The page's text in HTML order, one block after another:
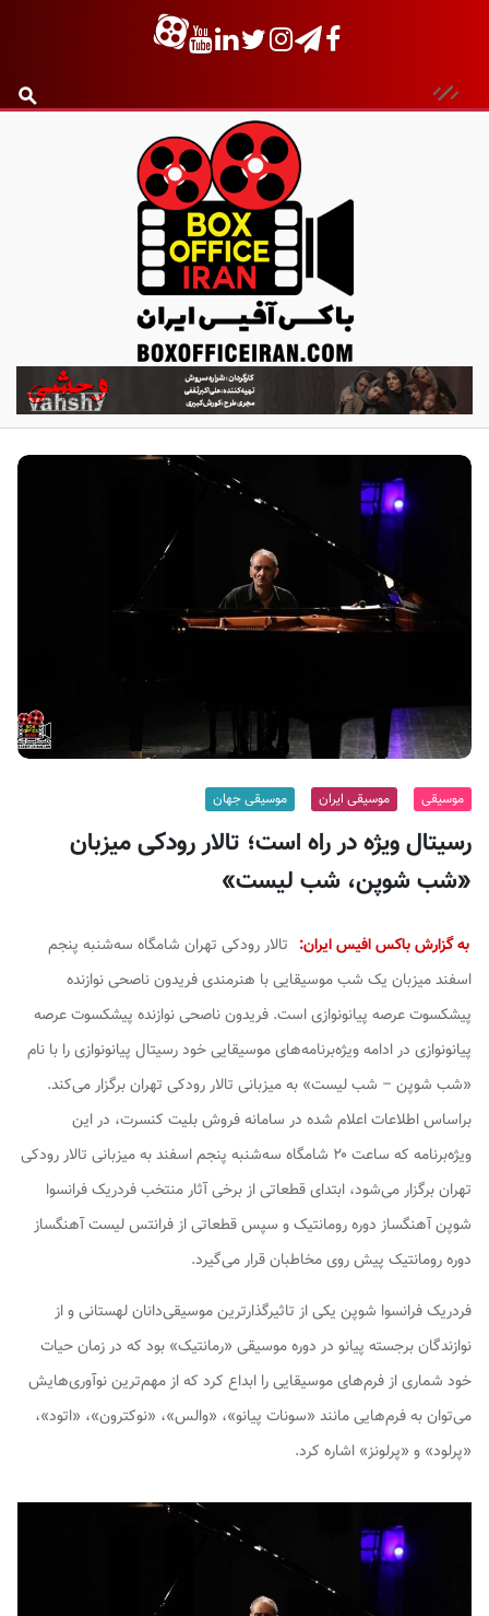
ب
ا
ک
س
ی
ر
موسیقی موسیقی ایران موسیقی جهان
رسیتال ویژه در راه است؛ تالار رودکی میزبان
«شب شوپن، شب لیست»
به گزارش باکس افیس ایران: تالار رودکی تهران شامگاه سه‌شنبه پنجم
اسفند میزبان یک شب موسیقایی با هنرمندی فریدون ناصحی نوازنده
پیشکسوت عرصه پیانونوازی است. فریدون ناصحی نوازنده پیشکسوت عرصه
پیانونوازی در ادامه ویژه‌برنامه‌های موسیقایی خود رسیتال پیانونوازی را با نام
«شب شوپن – شب لیست» به میزبانی تالار رودکی تهران برگزار می‌کند.
براساس اطلاعات اعلام شده در سامانه فروش بلیت کنسرت، در این
ویژه‌برنامه که ساعت ۲۰ شامگاه سه‌شنبه پنجم اسفند به میزبانی تالار رودکی
تهران برگزار می‌شود، ابتدای قطعاتی از برخی آثار منتخب فردریک فرانسوا
شوپن آهنگساز دوره رومانتیک و سپس قطعاتی از فرانتس لیست آهنگساز
دوره رومانتیک پیش روی مخاطبان قرار می‌گیرد.
فردریک فرانسوا شوپن یکی از تاثیرگذارترین موسیقی‌دانان لهستانی و از
نوازندگان برجسته پیانو در دوره موسیقی «رمانتیک» بود که در زمان حیات
خود شماری از فرم‌های موسیقایی را ابداع کرد که از مهم‌ترین نوآوری‌هایش
می‌توان به فرم‌هایی مانند «سونات پیانو»، «والس»، «نوکترون»، «اتود»،
«پرلود» و «پرلونز» اشاره کرد.